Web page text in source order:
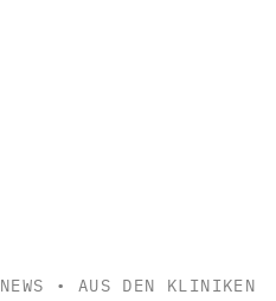
NEWS • AUS DEN KLINIKEN